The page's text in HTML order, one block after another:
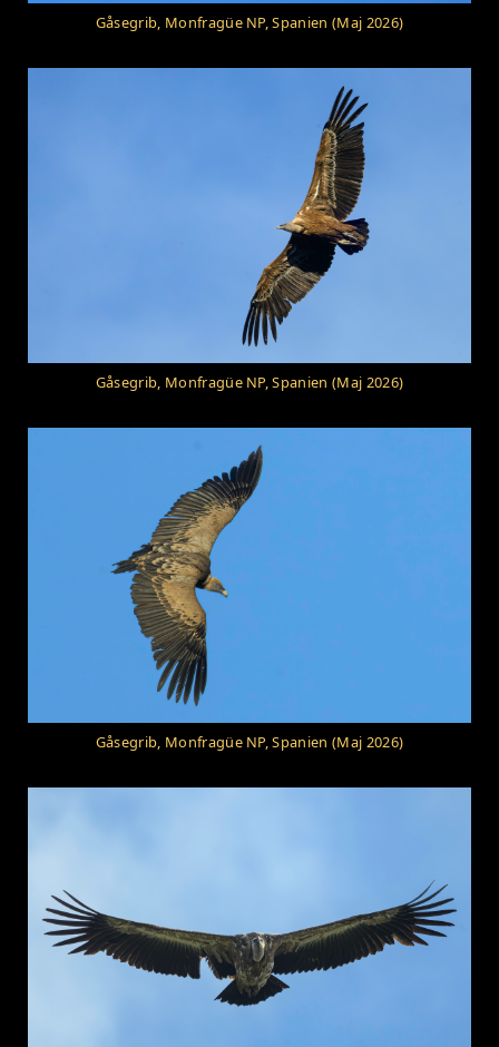
Gåsegrib, Monfragüe NP, Spanien (Maj 2026)
Gåsegrib, Monfragüe NP, Spanien (Maj 2026)
Gåsegrib, Monfragüe NP, Spanien (Maj 2026)